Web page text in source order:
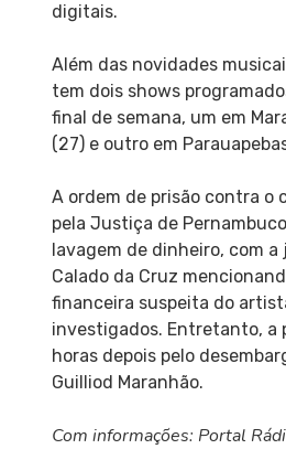
digitais.
Além das novidades
tem dois shows
final de semana, um em
(27) e outro em
A ordem de prisão contra o
pela Justiça de
lavagem de dinheiro, com a
Calado da Cruz
financeira suspeita do
investigados. Entretanto, a
horas depois pelo
Guilliod Maranhão.
Com informações: Portal